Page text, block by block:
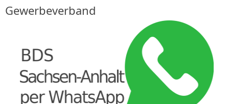
Gewerbeverband